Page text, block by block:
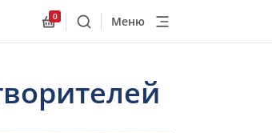
Allnex.GeneralResources.Cart
0
ПоискМеню